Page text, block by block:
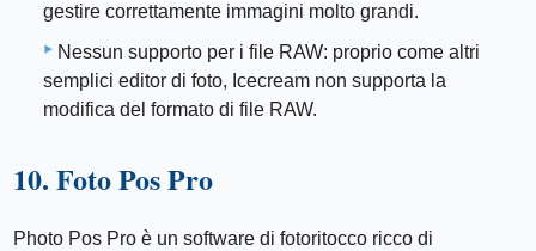
gestire correttamente immagini molto grandi.
Nessun supporto per i file RAW: proprio come altri
semplici editor di foto, Icecream non supporta la
modifica del formato di file RAW.
10. Foto Pos Pro
Photo Pos Pro è un software di fotoritocco ricco di